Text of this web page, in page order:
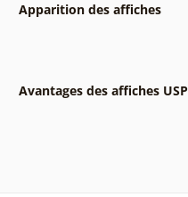
Apparition des affiches
Avantages des affiches USP